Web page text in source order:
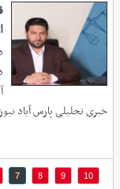
خبری تحلیلی پارس آباد
7 8 9
10